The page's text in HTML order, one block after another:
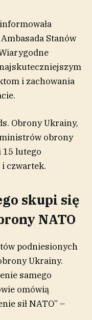
Stanów
i zachowania
Obrony Ukrainy,
obrony
15 lutego
czwartek.
skupi się
NATO
podniesionych
Ukrainy.
samego
omówią
sił NATO” –